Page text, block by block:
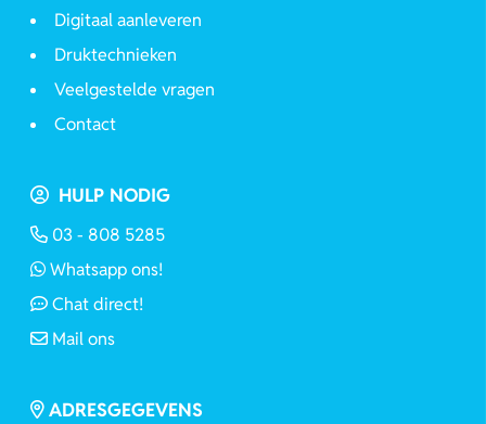
Digitaal aanleveren
Druktechnieken
Veelgestelde vragen
Contact
HULP NODIG
03 - 808 5285
Whatsapp ons!
Chat direct!
Mail ons
ADRESGEGEVENS